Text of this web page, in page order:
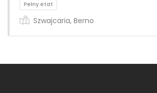
Pełny etat
Szwajcaria, Berno